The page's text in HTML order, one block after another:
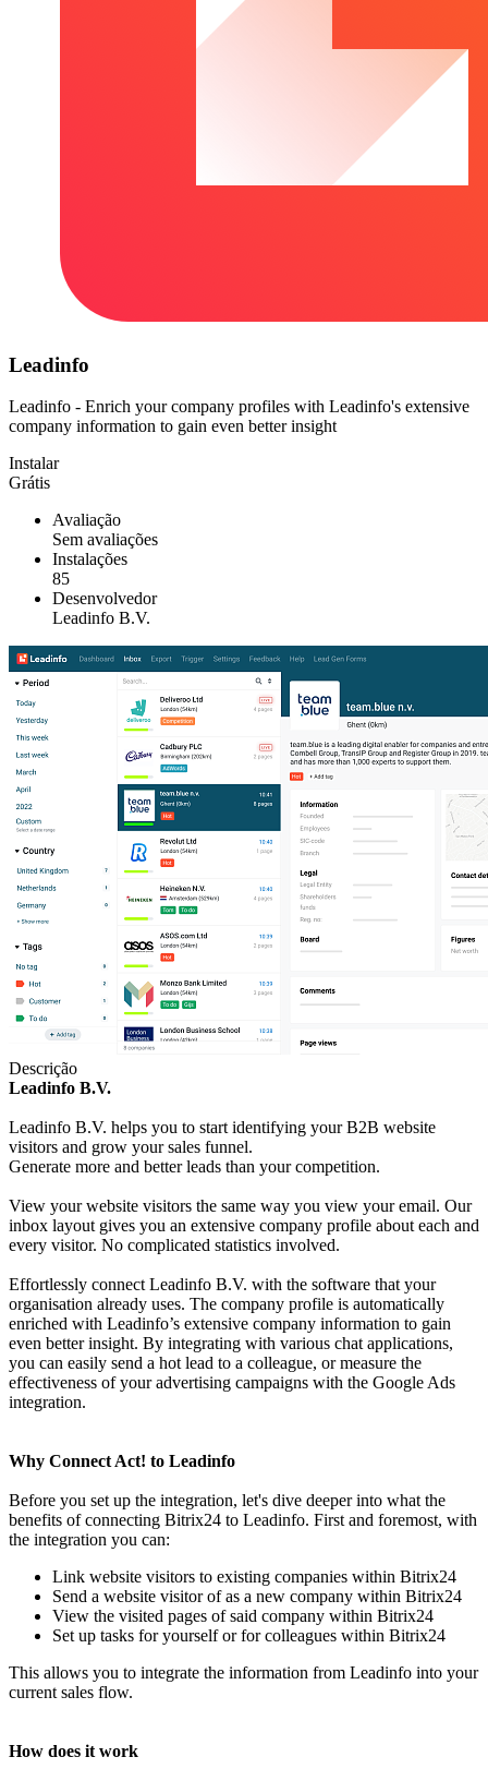
Leadinfo
Leadinfo - Enrich your company profiles with Leadinfo's extensive
company information to gain even better insight
Instalar
Grátis
Avaliação
Sem avaliações
Instalações
85
Desenvolvedor
Leadinfo B.V.
Descrição
Leadinfo B.V.
Leadinfo B.V. helps you to start identifying your B2B website
visitors and grow your sales funnel.
Generate more and better leads than your competition.
View your website visitors the same way you view your email. Our
inbox layout gives you an extensive company profile about each and
every visitor. No complicated statistics involved.
Effortlessly connect Leadinfo B.V. with the software that your
organisation already uses. The company profile is automatically
enriched with Leadinfo’s extensive company information to gain
even better insight. By integrating with various chat applications,
you can easily send a hot lead to a colleague, or measure the
effectiveness of your advertising campaigns with the Google Ads
integration.
Why Connect Act! to Leadinfo
Before you set up the integration, let's dive deeper into what the
benefits of connecting Bitrix24 to Leadinfo. First and foremost, with
the integration you can:
Link website visitors to existing companies within Bitrix24
Send a website visitor of as a new company within Bitrix24
View the visited pages of said company within Bitrix24
Set up tasks for yourself or for colleagues within Bitrix24
This allows you to integrate the information from Leadinfo into your
current sales flow.
How does it work